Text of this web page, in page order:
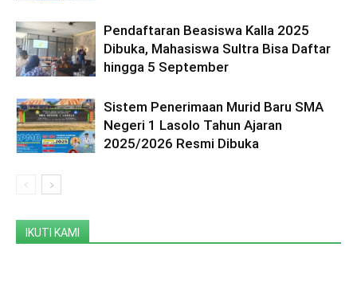
Pendaftaran Beasiswa Kalla 2025
Dibuka, Mahasiswa Sultra Bisa Daftar
hingga 5 September
Sistem Penerimaan Murid Baru SMA
Negeri 1 Lasolo Tahun Ajaran
2025/2026 Resmi Dibuka
IKUTI KAMI